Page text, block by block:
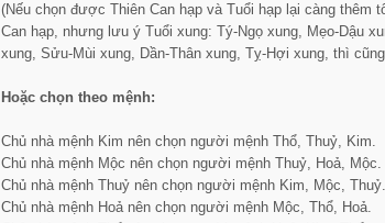
(Nếu chọn được Thiên Can hạp và Tuổi hạp lại càng thêm
Can hạp, nhưng lưu ý Tuổi xung: Tý-Ngọ xung, Mẹo-Dậu
xung, Sửu-Mùi xung, Dần-Thân xung, Tỵ-Hợi xung, thì
Hoặc chọn theo mệnh:
Chủ nhà mệnh Kim nên chọn người mệnh Thổ, Thuỷ, Kim.
Chủ nhà mệnh Mộc nên chọn người mệnh Thuỷ, Hoả, Mộc.
Chủ nhà mệnh Thuỷ nên chọn người mệnh Kim, Mộc, Thuỷ.
Chủ nhà mệnh Hoả nên chọn người mệnh Mộc, Thổ, Hoả.